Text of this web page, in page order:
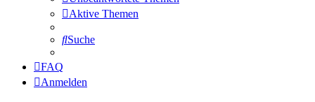
Aktive Themen
Suche
FAQ
Anmelden